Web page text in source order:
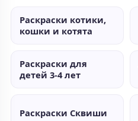
Раскраски котики,
кошки и котята
Раскраски для
детей 3-4 лет
Раскраски Сквиши